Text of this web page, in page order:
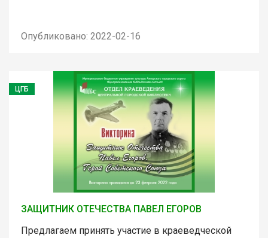
Опубликовано: 2022-02-16
ЦГБ
ЗАЩИТНИК ОТЕЧЕСТВА ПАВЕЛ ЕГОРОВ
Предлагаем принять участие в краеведческой